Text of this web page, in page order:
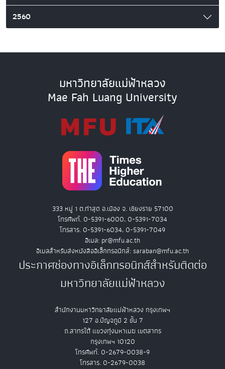
2560
มหาวิทยาลัยแม่ฟ้าหลวง
Mae Fah Luang University
333 หมู่ 1 ต.ท่าสุด อ.เมือง จ. เชียงราย 57100
โทรศัพท์. 0-5391-6000, 0-5391-7034
โทรสาร. 0-5391-6034, 0-5391-7049
อีเมล: pr@mfu.ac.th
อีเมลสำหรับส่งหนังสืออิเล็กทรอนิกส์: saraban@mfu.ac.th
ประกาศช่องทางอิเล็กทรอนิกส์สำหรับติดต่อ
มหาวิทยาลัยแม่ฟ้าหลวง
สำนักงานมหาวิทยาลัยแม่ฟ้าหลวง กรุงเทพฯ
127 อ.ปัญจภูมิ 2 ชั้น 7
ถ.สาทรใต้ แขวงทุ่งมหาเมฆ เขตสาทร
กรุงเทพฯ 10120
โทรศัพท์. 0-2679-0038-9
โทรสาร. 0-2679-0038